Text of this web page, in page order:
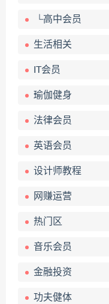
└高中会员
生活相关
IT会员
瑜伽健身
法律会员
英语会员
设计师教程
网赚运营
热门区
音乐会员
金融投资
功夫健体